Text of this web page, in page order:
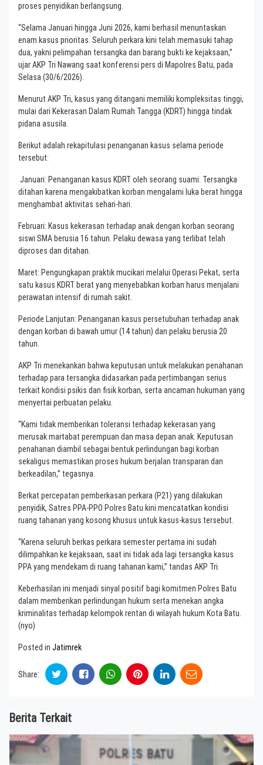
proses penyidikan berlangsung.
“Selama Januari hingga Juni 2026, kami berhasil menuntaskan
enam kasus prioritas. Seluruh perkara kini telah memasuki tahap
dua, yakni pelimpahan tersangka dan barang bukti ke kejaksaan,”
ujar AKP Tri Nawang saat konferensi pers di Mapolres Batu, pada
Selasa (30/6/2026).
Menurut AKP Tri, kasus yang ditangani memiliki kompleksitas tinggi,
mulai dari Kekerasan Dalam Rumah Tangga (KDRT) hingga tindak
pidana asusila.
Berikut adalah rekapitulasi penanganan kasus selama periode
tersebut:
Januari: Penanganan kasus KDRT oleh seorang suami. Tersangka
ditahan karena mengakibatkan korban mengalami luka berat hingga
menghambat aktivitas sehari-hari.
Februari: Kasus kekerasan terhadap anak dengan korban seorang
siswi SMA berusia 16 tahun. Pelaku dewasa yang terlibat telah
diproses dan ditahan.
Maret: Pengungkapan praktik mucikari melalui Operasi Pekat, serta
satu kasus KDRT berat yang menyebabkan korban harus menjalani
perawatan intensif di rumah sakit.
Periode Lanjutan: Penanganan kasus persetubuhan terhadap anak
dengan korban di bawah umur (14 tahun) dan pelaku berusia 20
tahun.
AKP Tri menekankan bahwa keputusan untuk melakukan penahanan
terhadap para tersangka didasarkan pada pertimbangan serius
terkait kondisi psikis dan fisik korban, serta ancaman hukuman yang
menyertai perbuatan pelaku.
“Kami tidak memberikan toleransi terhadap kekerasan yang
merusak martabat perempuan dan masa depan anak. Keputusan
penahanan diambil sebagai bentuk perlindungan bagi korban
sekaligus memastikan proses hukum berjalan transparan dan
berkeadilan,” tegasnya.
Berkat percepatan pemberkasan perkara (P21) yang dilakukan
penyidik, Satres PPA-PPO Polres Batu kini mencatatkan kondisi
ruang tahanan yang kosong khusus untuk kasus-kasus tersebut.
“Karena seluruh berkas perkara semester pertama ini sudah
dilimpahkan ke kejaksaan, saat ini tidak ada lagi tersangka kasus
PPA yang mendekam di ruang tahanan kami,” tandas AKP Tri.
Keberhasilan ini menjadi sinyal positif bagi komitmen Polres Batu
dalam memberikan perlindungan hukum serta menekan angka
kriminalitas terhadap kelompok rentan di wilayah hukum Kota Batu.
(nyo)
Posted in Jatimrek
Share:
Berita Terkait